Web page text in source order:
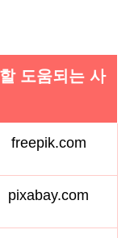
도움되는 사
freepik.com
pixabay.com